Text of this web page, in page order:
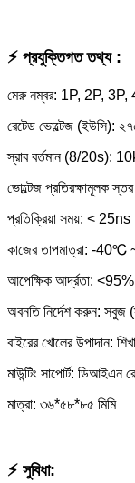
⚡ প্রযুক্তিগত তথ্য :
মেরু নম্বর: 1P, 2P, 3P,
রেটেড ভোল্টেজ (ইউসি):
স্রাব বর্তমান (8/
ভোল্টেজ প্রতিরক্ষামূলক
প্রতিক্রিয়া সময়: < 25ns
কাজের তাপমাত্রা: -
আপেক্ষিক আর্দ্রতা: <95%
অবনতি নির্দেশ করুন: সবুজ
বাইরের খোলের উপাদান:
মাউন্টিং সাপোর্ট: ডিআইএন
মাত্রা: ৩৬*৫৮*৮৫ মিমি
⚡ সুবিধা: